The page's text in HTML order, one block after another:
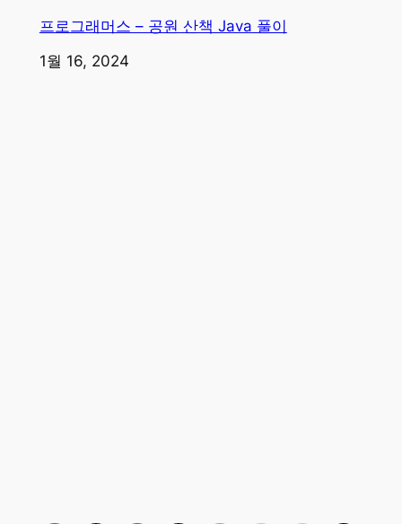
프로그래머스 – 공원 산책 Java 풀이
일자
1월 16, 2024